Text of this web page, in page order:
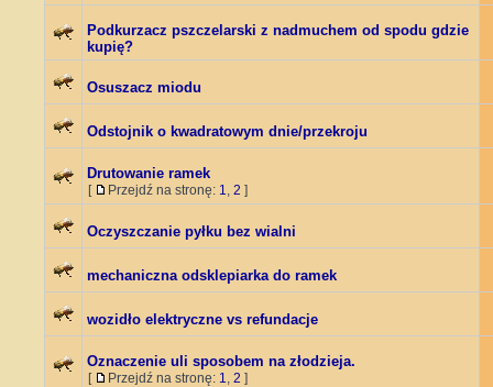
Podkurzacz pszczelarski z nadmuchem od spodu gdzie
kupię?
Osuszacz miodu
Odstojnik o kwadratowym dnie/przekroju
Drutowanie ramek
[ Przejdź na stronę: 1, 2 ]
Oczyszczanie pyłku bez wialni
mechaniczna odsklepiarka do ramek
wozidło elektryczne vs refundacje
Oznaczenie uli sposobem na złodzieja.
[ Przejdź na stronę: 1, 2 ]